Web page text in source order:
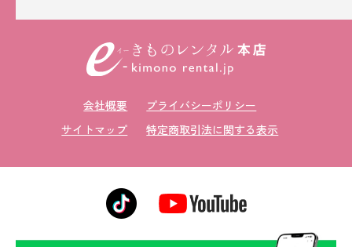
会社概要
プライバシーポリシー
サイトマップ
特定商取引法に関する表示